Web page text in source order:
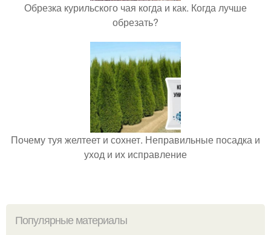
Обрезка курильского чая когда и как. Когда лучше
обрезать?
Почему туя желтеет и сохнет. Неправильные посадка и
уход и их исправление
Популярные материалы